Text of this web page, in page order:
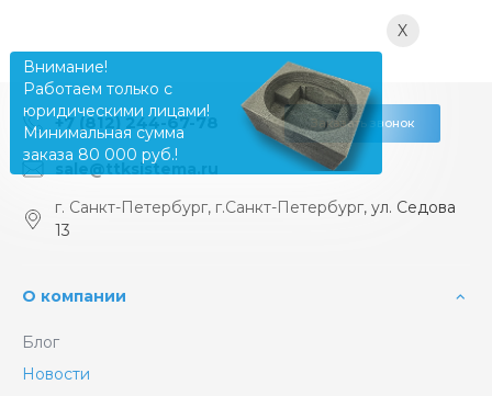
+7 (812) 244-67-78 Заказать звонок
sale@ttksistema.ru
г. Санкт-Петербург, г.Санкт-Петербург, ул. Седова
13
О компании
Блог
Новости
X
Внимание!
Работаем только с
юридическими лицами!
Минимальная сумма
заказа 80 000 руб.!